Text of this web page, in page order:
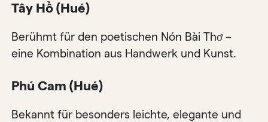
Tây Hồ (Hué)
Berühmt für den poetischen Nón Bài Thơ –
eine Kombination aus Handwerk und Kunst.
Phú Cam (Hué)
Bekannt für besonders leichte, elegante und